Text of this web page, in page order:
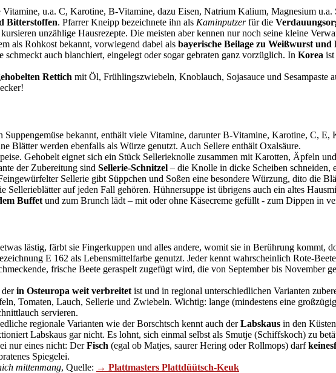
u.a. C, Karotine, B-Vitamine, dazu Eisen, Natrium Kalium, Magnesium u.a.
Bitterstoffen. Pfarrer Kneipp bezeichnete ihn als Kaminputzerfür die
unzählige Hausrezepte. Die meisten aber kennen nur noch seine kleine
als Rohkost bekannt, vorwiegend dabei als bayerische Beilage zu Weißwurst und
auch blanchiert, eingelegt oder sogar gebraten ganz vorzüglich. In Korea ist
Rettich mit Öl, Frühlingszwiebeln, Knoblauch, Sojasauce und Sesampaste
Suppengemüse bekannt, enthält viele Vitamine, darunter B-Vitamine, Karotine, C, E,
Blätter werden ebenfalls als Würze genutzt. Auch Sellere enthält Oxalsäure.
Gehobelt eignet sich ein Stück Sellerieknolle zusammen mit Karotten, Äpfeln
der Zubereitung sind Sellerie-Schnitzel – die Knolle in dicke Scheiben schneiden,
Sellerie gibt Süppchen und Soßen eine besondere Würzung, dito die
Sellerieblätter auf jeden Fall gehören. Hühnersuppe ist übrigens auch ein altes
Buffet und zum Brunch lädt – mit oder ohne Käsecreme gefüllt - zum Dippen in
lästig, färbt sie Fingerkuppen und alles andere, womit sie in Berührung kommt,
E 162 als Lebensmittelfarbe genutzt. Jeder kennt wahrscheinlich Rote-
frische Beete geraspelt zugefügt wird, die von September bis November
derin Osteuropa weit verbreitet ist und in regional unterschiedlichen Varianten
Tomaten, Lauch, Sellerie und Zwiebeln. Wichtig: lange (mindestens eine
servieren.
regionale Varianten wie der Borschtsch kennt auch derLabskaus in den
Labskaus gar nicht. Es lohnt, sich einmal selbst als Smutje (Schiffskoch) zu
nur eines nicht: DerFisch (egal ob Matjes, saurer Hering oder Rollmops) darf
Spiegelei.
mittenmang, Quelle: → Plattmasters Plattdüütsch-Keuk